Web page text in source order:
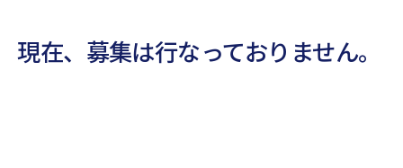
現在、募集は行なっておりません。